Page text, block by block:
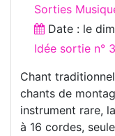
Sorties
Date : le
Idée sortie n°
Chant
chants de
instrument rare,
à 16 cordes,